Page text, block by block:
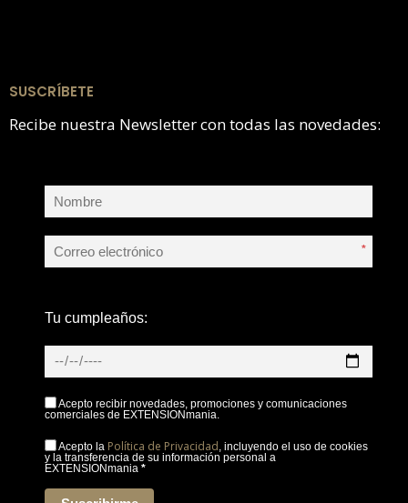
SUSCRÍBETE
Recibe nuestra Newsletter con todas las novedades:
*
Tu cumpleaños:
Acepto recibir novedades, promociones y comunicaciones
comerciales de EXTENSIONmania.
Acepto la Política de Privacidad, incluyendo el uso de cookies
y la transferencia de su información personal a
EXTENSIONmania *